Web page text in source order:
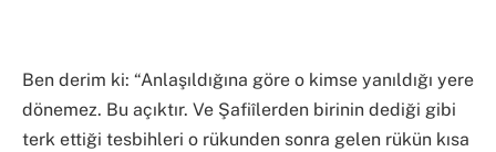
Ben derim ki: “Anlaşıldığına göre o kimse yanıldığı yere
dönemez. Bu açıktır. Ve Şafiîlerden birinin dediği gibi
terk ettiği tesbihleri o rükunden sonra gelen rükün kısa